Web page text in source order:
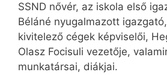
SSND nővér, az iskola első
Béláné nyugalmazott
kivitelező cégek képviselői,
Olasz Focisuli vezetője,
munkatársai, diákjai.